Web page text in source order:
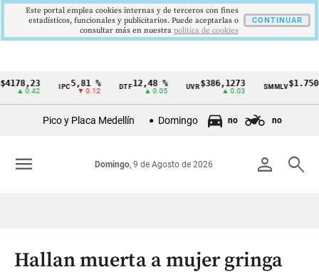
Cintillo
Colombia
IPC 5,81 %
▼ 0.12
DTF 12,48 %
▲ 0.05
UVR $386,1273
▲ 0.03
SMMLV$1.750.905
Pico y Placa Medellín Domingo no no
person search
Domingo, 9 de Agosto de 2026
menu
Hallan muerta a mujer gringa
Este portal emplea cookies internas y de terceros con fines
estadísticos, funcionales y publicitarios. Puede aceptarlas o
consultar más en nuestra politica de cookies
CONTINUAR